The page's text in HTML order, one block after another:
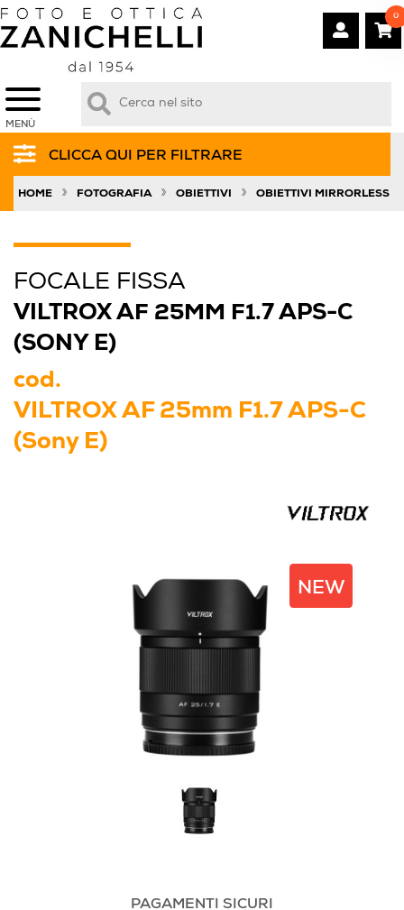
MENÙ
0
CLICCA QUI PER FILTRARE
HOME » FOTOGRAFIA » OBIETTIVI » OBIETTIVI MIRRORLESS
FOCALE FISSA
VILTROX AF 25MM F1.7 APS-C
(SONY E)
cod.
VILTROX AF 25mm F1.7 APS-C
(Sony E)
NEW
PAGAMENTI SICURI